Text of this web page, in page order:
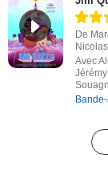
De
Avec